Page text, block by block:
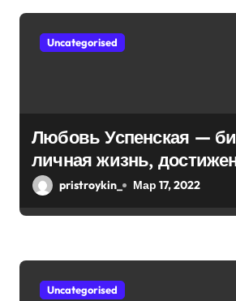
м
Uncategorised
Любовь Успенская —
личная жизнь,
pristroykin_ Мар 17, 2022
Uncategorised